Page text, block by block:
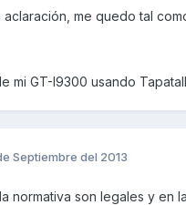
aclaración, me quedo tal
mi GT-I9300 usando
Septiembre del 2013
normativa son legales y en